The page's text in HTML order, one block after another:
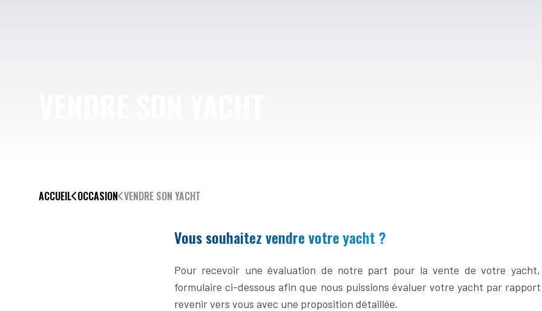
ACCUEIL OCCASION VENDRE SON YACHT
Vous souhaitez vendre votre yacht ?
Pour recevoir une évaluation de notre part pour la vente de votre
formulaire ci-dessous afin que nous puissions évaluer votre yacht par
revenir vers vous avec une proposition détaillée.